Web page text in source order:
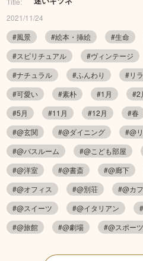
2021/11/24
#風景
#絵本・挿絵 #生命
#スピリチュアル
#ヴィンテージ
#ナチュラル
#ふんわり #リ
#可愛い
#素朴 #1月 #2
#5月
#11月 #12月 #春
#@玄関
#@ダイニング #@
#@バスルーム
#@こども部屋
#@洋室
#@書斎 #@廊下
#@オフィス
#@別荘 #@カ
#@スイーツ
#@イタリアン
#@旅館
#@劇場 #@スポー